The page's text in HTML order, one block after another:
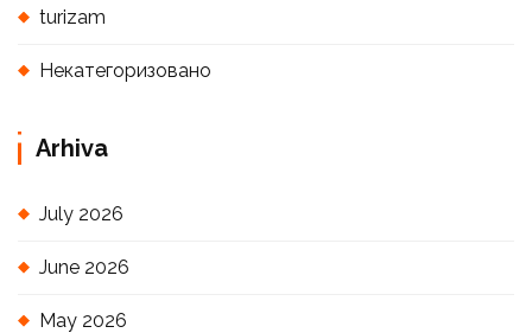
turizam
Некатегоризовано
Arhiva
July 2026
June 2026
May 2026